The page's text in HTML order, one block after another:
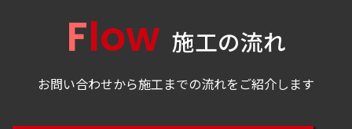
Flow 施工の流れ
お問い合わせから施工までの流れをご紹介します